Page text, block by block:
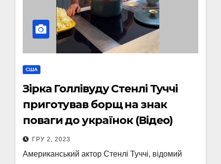
США
Зірка Голлівуду Стенлі Туччі
приготував борщ на знак
поваги до українок (Відео)
ГРУ 2, 2023
Американський актор Стенлі Туччі, відомий